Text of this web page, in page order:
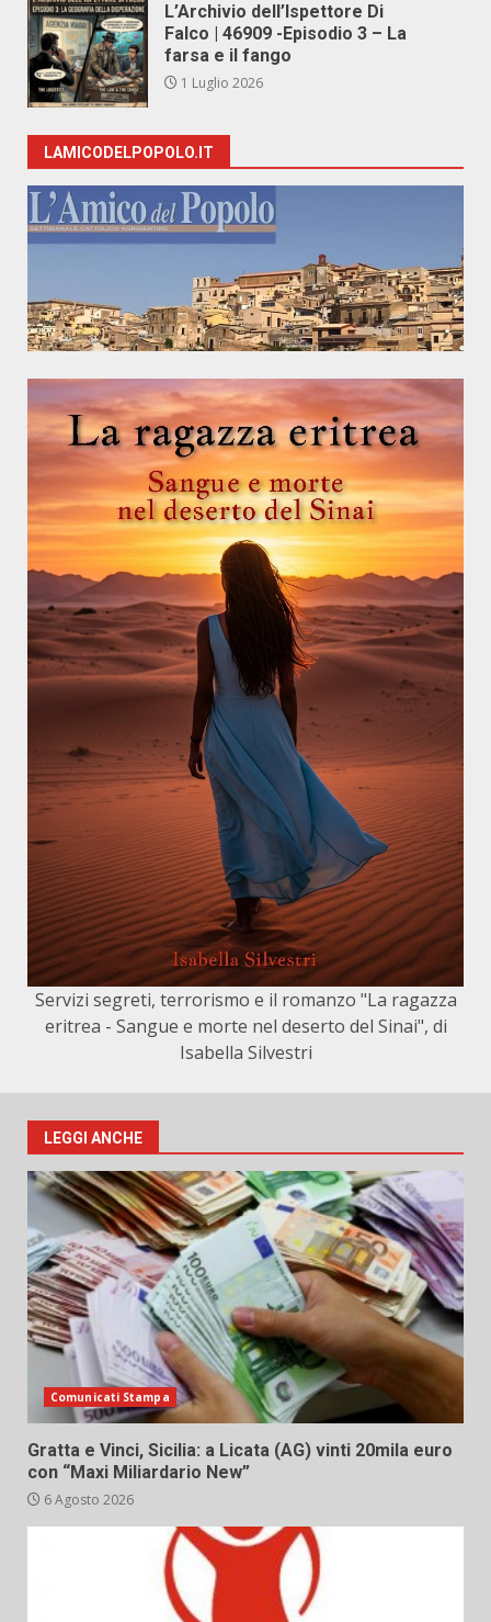
L’Archivio dell’Ispettore Di
Falco | 46909 -Episodio 3 – La
farsa e il fango
1 Luglio 2026
LAMICODELPOPOLO.IT
Servizi segreti, terrorismo e il romanzo "La ragazza
eritrea - Sangue e morte nel deserto del Sinai", di
Isabella Silvestri
LEGGI ANCHE
Comunicati Stampa
Gratta e Vinci, Sicilia: a Licata (AG) vinti 20mila euro
con “Maxi Miliardario New”
6 Agosto 2026